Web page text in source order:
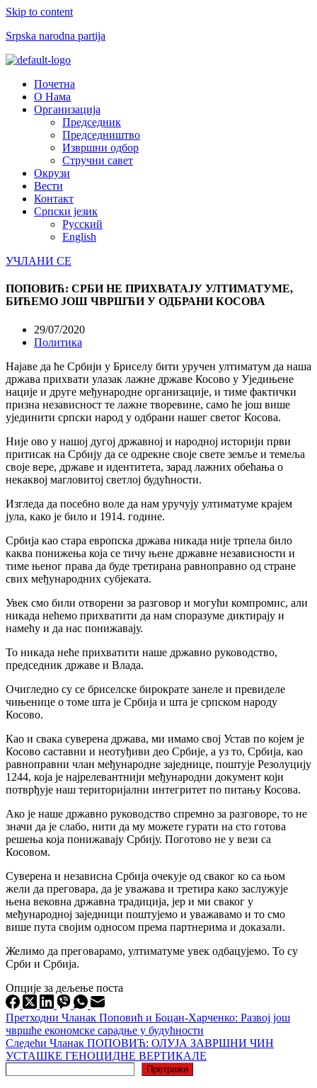
Skip to content
Srpska narodna partija
Menu
Почетна
О Нама
Организација
Председник
Председништво
Извршни одбор
Стручни савет
Окрузи
Вести
Контакт
Српски језик
Русский
English
УЧЛАНИ СЕ
ПОПОВИЋ: СРБИ НЕ ПРИХВАТАЈУ УЛТИМАТУМЕ,
БИЋЕМО ЈОШ ЧВРШЋИ У ОДБРАНИ КОСОВА
29/07/2020
Политика
Најаве да ће Србији у Бриселу бити уручен ултиматум да наша
држава прихвати улазак лажне државе Косово у Уједињене
нације и друге међународне организације, и тиме фактички
призна независност те лажне творевине, само ће још више
ујединити српски народ у одбрани нашег светог Косова.
Није ово у нашој дугој државној и народној историји први
притисак на Србију да се одрекне своје свете земље и темеља
своје вере, државе и идентитета, зарад лажних обећања о
некаквој магловитој светлој будућности.
Изгледа да посебно воле да нам уручују ултиматуме крајем
јула, како је било и 1914. године.
Србија као стара европска држава никада није трпела било
каква понижења која се тичу њене државне независности и
тиме њеног права да буде третирана равноправно од стране
свих међународних субјеката.
Увек смо били отворени за разговор и могући компромис, али
никада нећемо прихватити да нам споразуме диктирају и
намећу и да нас понижавају.
То никада неће прихватити наше државно руководство,
председник државе и Влада.
Очигледно су се бриселске бирократе занеле и превиделе
чињенице о томе шта је Србија и шта је српском народу
Косово.
Као и свака суверена држава, ми имамо свој Устав по којем је
Косово саставни и неотуђиви део Србије, а уз то, Србија, као
равноправни члан међународне заједнице, поштује Резолуцију
1244, која је најрелевантнији међународни документ који
потврђује наш територијални интегритет по питању Косова.
Ако је наше државно руководство спремно за разговоре, то не
значи да је слабо, нити да му можете гурати на сто готова
решења која понижавају Србију. Поготово не у вези са
Косовом.
Суверена и независна Србија очекује од сваког ко са њом
жели да преговара, да је уважава и третира како заслужује
њена вековна државна традиција, јер и ми сваког у
међународној заједници поштујемо и уважавамо и то смо
више пута својим односом према партнерима и доказали.
Желимо да преговарамо, ултиматуме увек одбацујемо. То су
Срби и Србија.
Опције за дељење поста
Претходни Чланак Поповић и Боцан-Харченко: Развој још
чвршће економске сарадње у будућности
Следећи Чланак ПОПОВИЋ: ОЛУЈА ЗАВРШНИ ЧИН
УСТАШКЕ ГЕНОЦИДНЕ ВЕРТИКАЛЕ
Претражи